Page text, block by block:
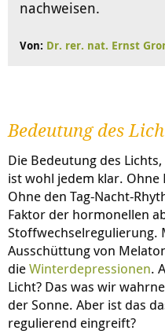
nachweisen.
Von: Dr. rer. nat. Ernst
Bedeutung des
Die Bedeutung des
ist wohl jedem klar. Ohne
Ohne den Tag-Nacht-
Faktor der hormonellen
Stoffwechselregulierung.
Ausschüttung von
dieWinterdepressionen.
Licht? Das was wir
der Sonne. Aber ist das
regulierend eingreift?